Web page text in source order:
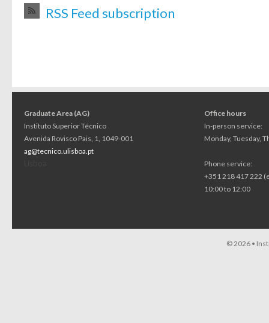
RSS Feed subscription
Graduate Area (AG)
Instituto Superior Técnico
Avenida Rovisco Pais, 1, 1049-001
ag@tecnico.ulisboa.pt
Office hours
In-person service:
Monday, Tuesday,
Phone service:
+351 218 417 222
10:00 to 12:00
© 2026 •